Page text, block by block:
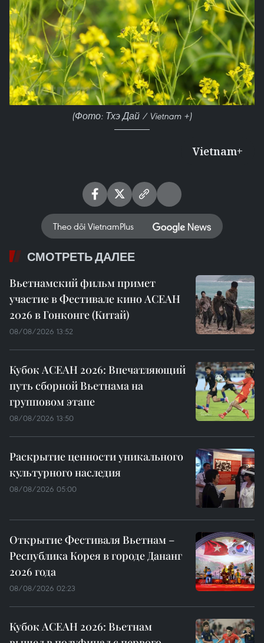
(Фото: Тхэ Дай / Vietnam +)
Vietnam+
Theo dõi VietnamPlus
СМОТРЕТЬ ДАЛЕЕ
Вьетнамский фильм примет
участие в Фестивале кино АСЕАН
2026 в Гонконге (Китай)
08/08/2026 13:52
Кубок АСЕАН 2026: Впечатляющий
путь сборной Вьетнама на
групповом этапе
08/08/2026 13:50
Раскрытие ценности уникального
культурного наследия
08/08/2026 05:00
Открытие Фестиваля Вьетнам –
Республика Корея в городе Дананг
2026 года
08/08/2026 02:23
Кубок АСЕАН 2026: Вьетнам